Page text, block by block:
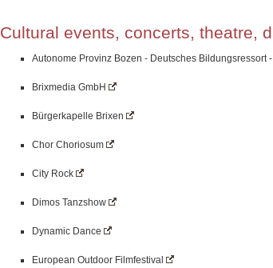
Cultural events, concerts, theatre,
Autonome Provinz Bozen - Deutsches
Brixmedia GmbH
Bürgerkapelle Brixen
Chor Choriosum
City Rock
Dimos Tanzshow
Dynamic Dance
European Outdoor Filmfestival